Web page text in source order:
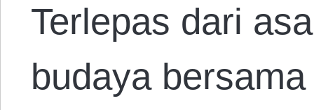
Terlepas dari
budaya